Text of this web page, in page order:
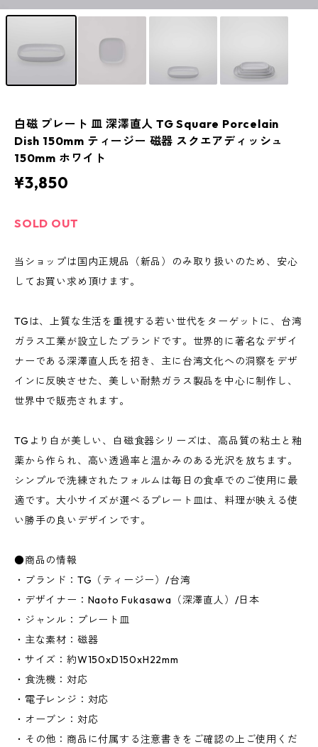
白磁 プレート 皿 深澤直人 TG Square Porcelain
Dish 150mm ティージー 磁器 スクエアディッシュ
150mm ホワイト
¥3,850
SOLD OUT
当ショップは国内正規品（新品）のみ取り扱いのため、安心
してお買い求め頂けます。
TGは、上質な生活を重視する若い世代をターゲットに、台湾
ガラス工業が設立したブランドです。世界的に著名なデザイ
ナーである深澤直人氏を招き、主に台湾文化への洞察をデザ
インに反映させた、美しい耐熱ガラス製品を中心に制作し、
世界中で販売されます。
TGより白が美しい、白磁食器シリーズは、高品質の粘土と釉
薬から作られ、高い透過率と温かみのある光沢を放ちます。
シンプルで洗練されたフォルムは毎日の食卓でのご使用に最
適です。大小サイズが選べるプレート皿は、料理が映える使
い勝手の良いデザインです。
●商品の情報
・ブランド：TG（ティージー）/台湾
・デザイナー：Naoto Fukasawa（深澤直人）/日本
・ジャンル：プレート皿
・主な素材：磁器
・サイズ：約W150xD150xH22mm
・食洗機：対応
・電子レンジ：対応
・オーブン：対応
・その他：商品に付属する注意書きをご確認の上ご使用くだ